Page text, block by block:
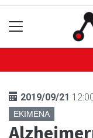
2019/09/21
EKIMENA